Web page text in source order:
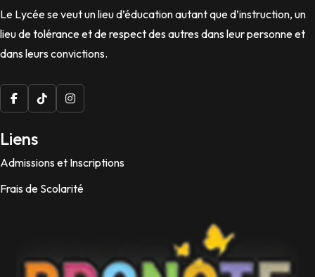
Le Lycée se veut un lieu d’éducation autant que d’instruction, un
lieu de tolérance et de respect des autres dans leur personne et
dans leurs convictions.
Liens
Admissions et Inscriptions
Frais de Scolarité